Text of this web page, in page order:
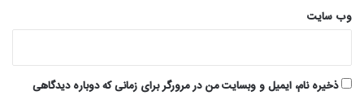
وب‌ سایت
ذخیره نام، ایمیل و وبسایت من در مرورگر برای زمانی که دوباره دیدگاهی